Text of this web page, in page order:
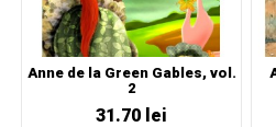
Anne de la Green Gables, vol.
2
31.70 lei